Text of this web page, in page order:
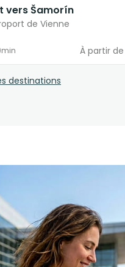
vers Šamorín
de Vienne
À partir de
destinations